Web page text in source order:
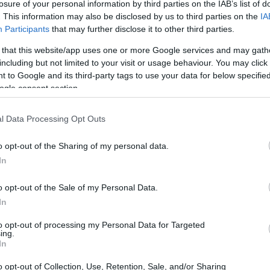
of your personal information by third parties on the IAB’s list of
This information may also be disclosed by us to third parties on the
Participants that may further disclose it to other third parties.
that this website/app uses one or more Google services and may
but not limited to your visit or usage behaviour. You may
to Google and its third-party tags to use your data for below
consent section.
Data Processing Opt Outs
opt-out of the Sharing of my personal data.
opt-out of the Sale of my Personal Data.
opt-out of processing my Personal Data for Targeted
opt-out of Collection, Use, Retention, Sale, and/or Sharing
en su vida y ahora la han tachado de racista por este
la medallista mundial de trail
Emilia Brangefält a los 21
aparentemente por suicidio, tras detectarle una cardiopatía.